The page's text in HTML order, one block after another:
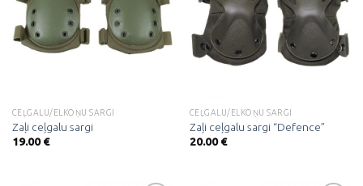
Pievienot
vēlmju
sarakstam
CEĻGALU/ELKOŅU SARGI
Zaļi ceļgalu sargi
19.00€
Pievienot
vēlmju
sarakstam
CEĻGALU/ELKOŅU SARGI
Zaļi ceļgalu sargi “Defence”
20.00€